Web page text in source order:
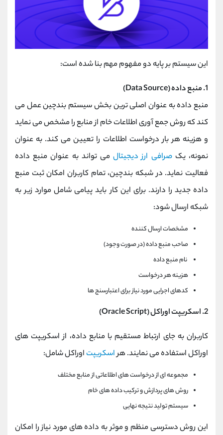
این سیستم بر پایه دو مفهوم مهم بنا شده است:
1. منبع داده (Data Source)
منبع داده به عنوان اصلی ترین بخش سیستم بندچین عمل می
کند که روش جمع آوری اطلاعات خام از منابع را مشخص می نماید
و هزینه هر بار درخواست اطلاعات را تعیین می کند. به عنوان
نمونه، یکصرافی ارز دیجیتالمی تواند به عنوان منبع داده
فعالیت نماید. در شبکه بندچین، تمام کاربران امکان ثبت منبع
داده جدید را دارند. برای این کار باید پیامی شامل موارد زیر به
شبکه ارسال شود:
مشخصات ارسال کننده
صاحب منبع داده (در صورت وجود)
نام منبع داده
هزینه هر درخواست
کدهای اجرایی مورد نیاز برای اعتبارسنج ها
2. اسکریپت اوراکل (Oracle Script)
کاربران به جای ارتباط مستقیم با منابع داده، از اسکریپت های
اوراکل استفاده می نمایند. هراسکریپت اوراکل شامل:
مجموعه ای از درخواست های اطلاعاتی از منابع مختلف
روش های پردازش و ترکیب داده های خام
سیستم تولید نتیجه نهایی
این روش دسترسی منظم و موثر به داده های مورد نیاز را امکان